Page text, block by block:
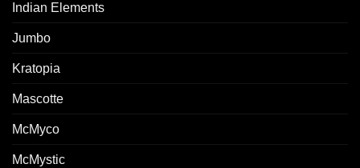
Indian Elements
Jumbo
Kratopia
Mascotte
McMyco
McMystic